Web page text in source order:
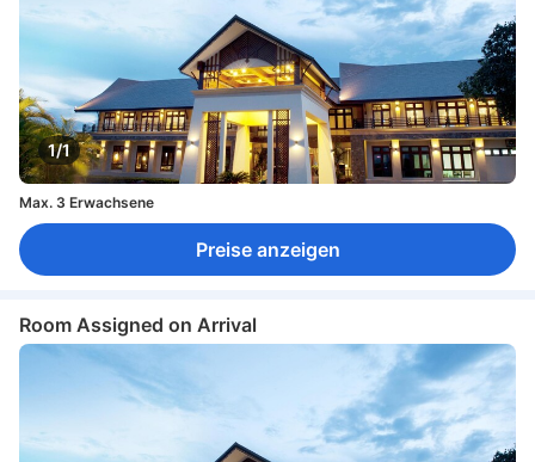
1/1
Max. 3 Erwachsene
Preise anzeigen
Room Assigned on Arrival